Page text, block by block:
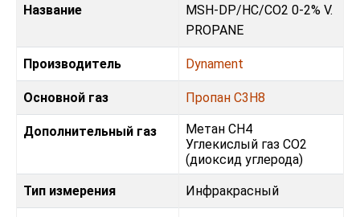
Название
MSH-DP/HC/CO2 0-2% V.
PROPANE
Производитель Dynament
Основной газ Пропан C3H8
Дополнительный газ
Метан CH4
Углекислый газ CO2
(диоксид углерода)
Тип измерения Инфракрасный